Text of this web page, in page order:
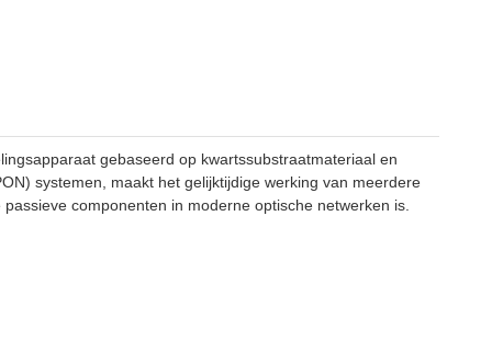
gebaseerd op kwartssubstraatmateriaal en
systemen, maakt het gelijktijdige werking van meerdere
componenten in moderne optische netwerken is.